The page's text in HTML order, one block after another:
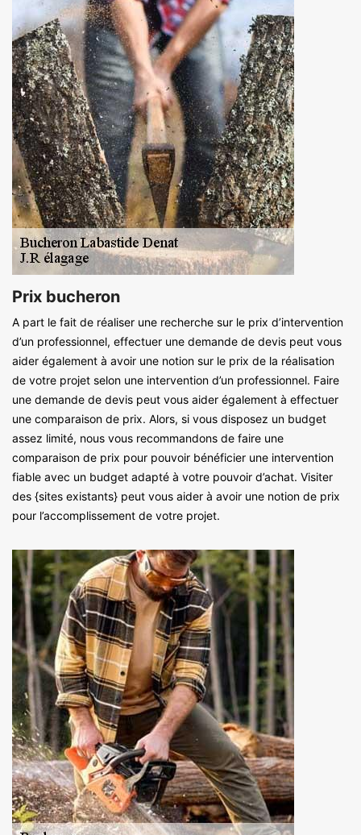
Prix bucheron
A part le fait de réaliser une recherche sur le prix d’intervention
d’un professionnel, effectuer une demande de devis peut vous
aider également à avoir une notion sur le prix de la réalisation
de votre projet selon une intervention d’un professionnel. Faire
une demande de devis peut vous aider également à effectuer
une comparaison de prix. Alors, si vous disposez un budget
assez limité, nous vous recommandons de faire une
comparaison de prix pour pouvoir bénéficier une intervention
fiable avec un budget adapté à votre pouvoir d’achat. Visiter
des {sites existants} peut vous aider à avoir une notion de prix
pour l’accomplissement de votre projet.